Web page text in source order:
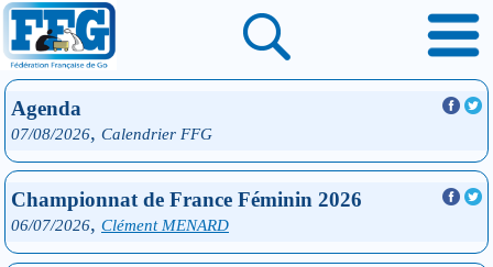
Agenda
07/08/2026, Calendrier FFG
Championnat de France Féminin 2026
06/07/2026, Clément MENARD